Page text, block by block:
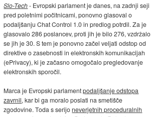
Slo-Tech- Evropski parlament je danes, na zadnji seji
pred poletnimi počitnicami, ponovno glasoval o
podaljšanju Chat Control 1.0 in predlog potrdil. Za je
glasovalo 286 poslancev, proti jih je bilo 276, vzdržalo
se jih je 30. S tem je ponovno začel veljati odstop od
direktive o zasebnosti in elektronskih komunikacijah
(ePrivacy), ki je začasno omogočalo pregledovanje
elektronskih sporočil.
Marca je Evropski parlamentpodaljšanje odstopa
zavrnil, kar bi ga moralo poslati na smetišče
zgodovine. Toda s serijoneverjetnih proceduralnih